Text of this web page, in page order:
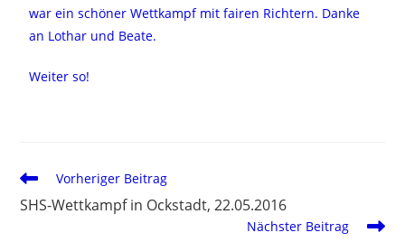
war ein schöner Wettkampf mit fairen Richtern. Danke
an Lothar und Beate.
Weiter so!
Vorheriger Beitrag
SHS-Wettkampf in Ockstadt, 22.05.2016
Nächster Beitrag